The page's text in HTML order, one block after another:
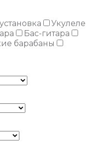
Укулеле
Бас-гитара
барабаны